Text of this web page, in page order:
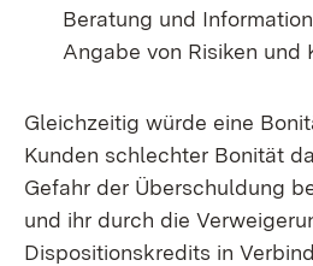
Beratung und
Angabe von Risiken und
Gleichzeitig würde eine
Kunden schlechter Bonität
Gefahr der Überschuldung
und ihr durch die
Dispositionskredits in